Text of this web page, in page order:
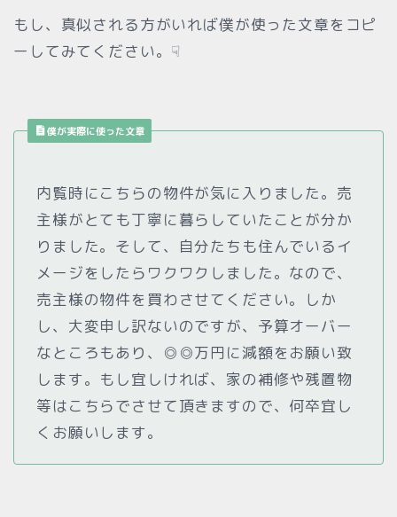
もし、真似される方がいれば僕が使った文章をコピ
ーしてみてください。☟
僕が実際に使った文章
内覧時にこちらの物件が気に入りました。売
主様がとても丁寧に暮らしていたことが分か
りました。そして、自分たちも住んでいるイ
メージをしたらワクワクしました。なので、
売主様の物件を買わさせてください。しか
し、大変申し訳ないのですが、予算オーバー
なところもあり、◎◎万円に減額をお願い致
します。もし宜しければ、家の補修や残置物
等はこちらでさせて頂きますので、何卒宜し
くお願いします。